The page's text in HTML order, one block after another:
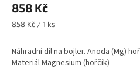
858 Kč
Měrná
858 Kč / 1 ks
Náhradní díl na bojler. Anoda (Mg)
Materiál Magnesium (hořčík)